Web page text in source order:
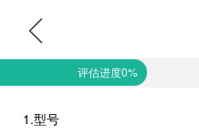
评估进度0%
1.型号